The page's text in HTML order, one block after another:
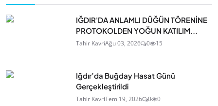
IĞDIR'DA ANLAMLI DÜĞÜN TÖRENİNE
PROTOKOLDEN YOĞUN KATILIM...
Tahir KavriAğu 03, 2026 0 15
Iğdır’da Buğday Hasat Günü
Gerçekleştirildi
Tahir KavriTem 19, 2026 0 0